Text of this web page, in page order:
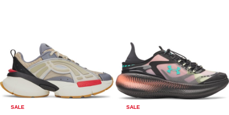
SALE SALE